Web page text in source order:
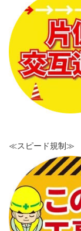
≪スピード規制≫